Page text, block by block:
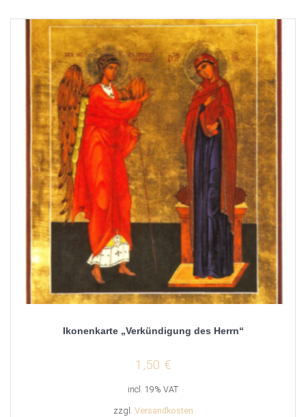
Ikonenkarte „Verkündigung des Herrn“
1,50 €
incl. 19% VAT
zzgl. Versandkosten